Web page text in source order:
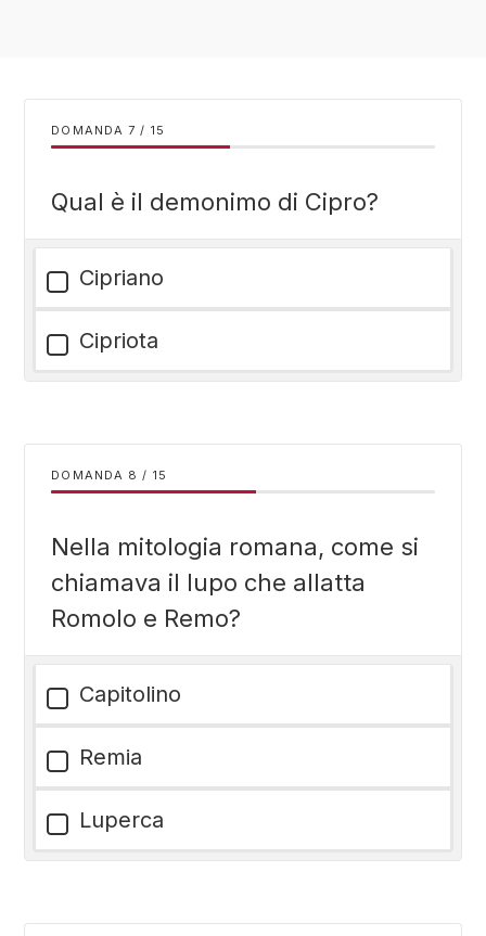
DOMANDA / 15
Qual è il demonimo di Cipro?
Cipriano
Cipriota
DOMANDA / 15
Nella mitologia romana, come si
chiamava il lupo che allatta
Romolo e Remo?
Capitolino
Remia
Luperca